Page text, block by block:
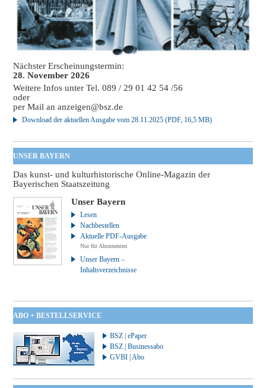
Nächster Erscheinungstermin:
28. November 2026
Weitere Infos unter Tel. 089 / 29 01 42 54 /56
oder
per Mail ananzeigen@bsz.de
Download der aktuellen Ausgabe vom 28.11.2025 (PDF, 16,5 MB)
UNSER BAYERN
Das kunst- und kulturhistorische Online-Magazin der
Bayerischen Staatszeitung
Unser Bayern
Lesen
Nachbestellen
Aktuelle PDF-Ausgabe
Nur für Abonnenten
Unser Bayern –
Inhaltsverzeichnisse
ABO + BESTELLSERVICE
BSZ | ePaper
BSZ | Businessabo
GVBI | Abo